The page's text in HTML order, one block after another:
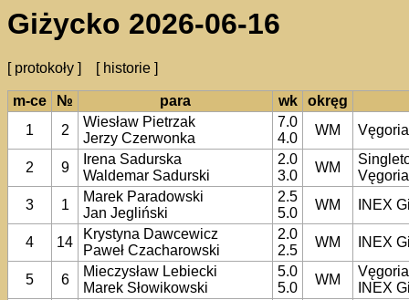
Giżycko 2026-06-16
[ protokoły ] [ historie ]
m-ce № para wk
okręg
1
2
Wiesław Pietrzak 7.0
WM
Jerzy Czerwonka
4.0
2
9
Irena Sadurska 2.0
WM
Waldemar Sadurski
3.0
3
1
Marek Paradowski 2.5
WM INEX
Jan Jegliński
5.0
4
14
Krystyna Dawcewicz 2.0
WM INEX
Paweł Czacharowski
2.5
5
6
Mieczysław Lebiecki 5.0
WM
Marek Słowikowski
5.0
INEX